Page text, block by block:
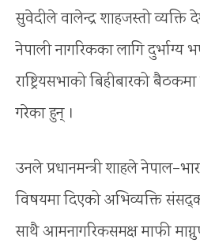
सुवेदीले वालेन्द्र शाहजस्तो व्यक्ति
नेपाली नागरिकका लागि दुर्भाग्य
राष्ट्रियसभाको बिहीबारको
गरेका हुन् ।
उनले प्रधानमन्त्री शाहले
विषयमा दिएको अभिव्यक्ति
साथै आमनागरिकसमक्ष माफी